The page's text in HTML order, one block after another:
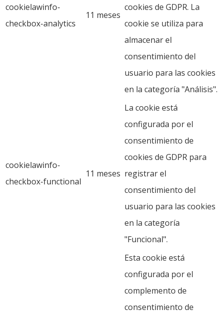
cookielawinfo-
checkbox-analytics
11 meses
cookies de GDPR. La
cookie se utiliza para
almacenar el
consentimiento del
usuario para las cookies
en la categoría "Análisis".
cookielawinfo-
checkbox-functional
11 meses
La cookie está
configurada por el
consentimiento de
cookies de GDPR para
registrar el
consentimiento del
usuario para las cookies
en la categoría
"Funcional".
Esta cookie está
configurada por el
complemento de
consentimiento de